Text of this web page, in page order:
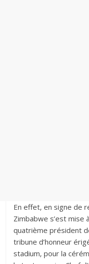
En effet, en signe de
Zimbabwe s’est mise
quatrième président
tribune d’honneur
stadium, pour la